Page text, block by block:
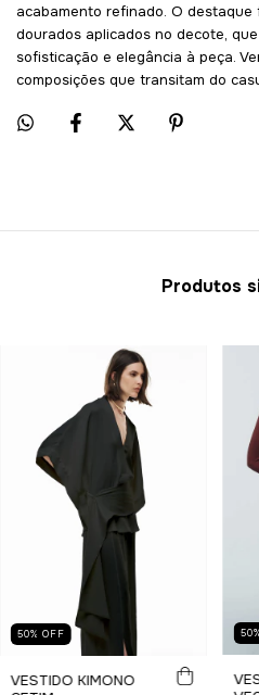
acabamento refinado. O
dourados aplicados no decote,
sofisticação e elegância à peça.
composições que transitam do
Produtos
50% OFF
VESTIDO KIMONO
50%